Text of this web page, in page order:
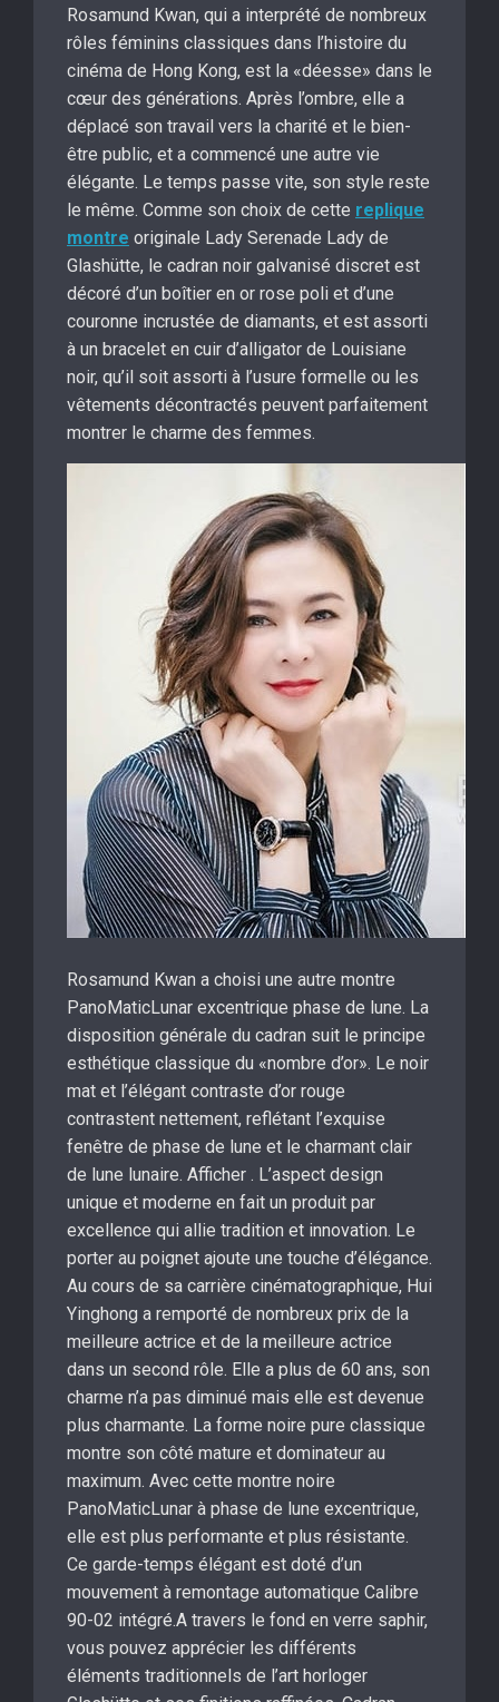
Rosamund Kwan, qui a interprété de nombreux
rôles féminins classiques dans l’histoire du
cinéma de Hong Kong, est la «déesse» dans le
cœur des générations. Après l’ombre, elle a
déplacé son travail vers la charité et le bien-
être public, et a commencé une autre vie
élégante. Le temps passe vite, son style reste
le même. Comme son choix de cette replique
montre originale Lady Serenade Lady de
Glashütte, le cadran noir galvanisé discret est
décoré d’un boîtier en or rose poli et d’une
couronne incrustée de diamants, et est assorti
à un bracelet en cuir d’alligator de Louisiane
noir, qu’il soit assorti à l’usure formelle ou les
vêtements décontractés peuvent parfaitement
montrer le charme des femmes.
Rosamund Kwan a choisi une autre montre
PanoMaticLunar excentrique phase de lune. La
disposition générale du cadran suit le principe
esthétique classique du «nombre d’or». Le noir
mat et l’élégant contraste d’or rouge
contrastent nettement, reflétant l’exquise
fenêtre de phase de lune et le charmant clair
de lune lunaire. Afficher . L’aspect design
unique et moderne en fait un produit par
excellence qui allie tradition et innovation. Le
porter au poignet ajoute une touche d’élégance.
Au cours de sa carrière cinématographique, Hui
Yinghong a remporté de nombreux prix de la
meilleure actrice et de la meilleure actrice
dans un second rôle. Elle a plus de 60 ans, son
charme n’a pas diminué mais elle est devenue
plus charmante. La forme noire pure classique
montre son côté mature et dominateur au
maximum. Avec cette montre noire
PanoMaticLunar à phase de lune excentrique,
elle est plus performante et plus résistante.
Ce garde-temps élégant est doté d’un
mouvement à remontage automatique Calibre
90-02 intégré.A travers le fond en verre saphir,
vous pouvez apprécier les différents
éléments traditionnels de l’art horloger